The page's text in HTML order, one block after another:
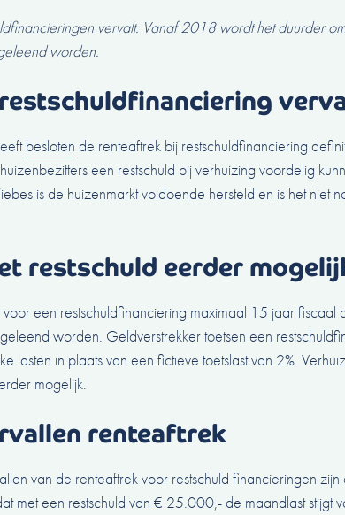
vervalt. Vanaf 2018 wordt het duurder
worden.
besloten de renteaftrek bij restschuldfinanciering
een restschuld bij verhuizing voordelig
is de huizenmarkt voldoende hersteld en is het niet
restschuld eerder
een restschuldfinanciering maximaal 15 jaar fiscaal
worden. Geldverstrekker toetsen een
lasten in plaats van een fictieve toetslast van 2%.
mogelijk.
renteaftrek
van de renteaftrek voor restschuld financieringen
met een restschuld van € 25.000,- de maandlast